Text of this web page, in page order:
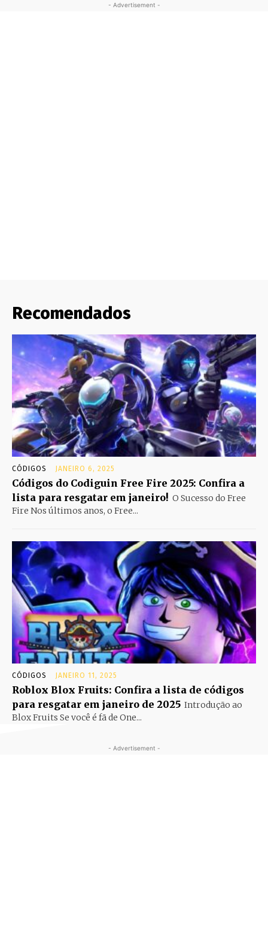
- Advertisement -
Recomendados
CÓDIGOS JANEIRO 6, 2025
Códigos do Codiguin Free Fire 2025: Confira a
lista para resgatar em janeiro! O Sucesso do Free
Fire Nos últimos anos, o Free...
CÓDIGOS JANEIRO 11, 2025
Roblox Blox Fruits: Confira a lista de códigos
para resgatar em janeiro de 2025 Introdução ao
Blox Fruits Se você é fã de One...
- Advertisement -